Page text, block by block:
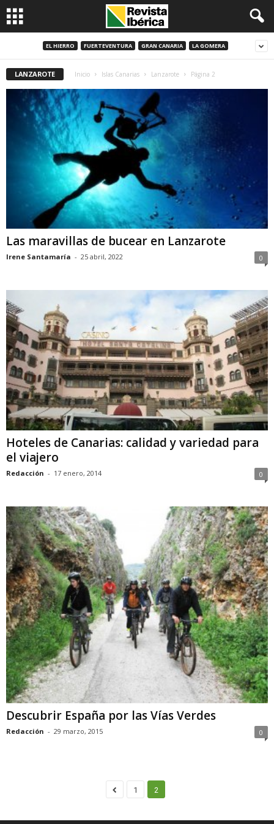
EL HIERRO FUERTEVENTURA GRAN CANARIA LA GOMERA
LANZAROTE Inicio Islas Canarias Lanzarote Página 2
Las maravillas de bucear en Lanzarote
Irene Santamaría - 25 abril, 2022 0
Hoteles de Canarias: calidad y variedad para
el viajero
Redacción - 17 enero, 2014 0
Descubrir España por las Vías Verdes
Redacción - 29 marzo, 2015 0
1 2